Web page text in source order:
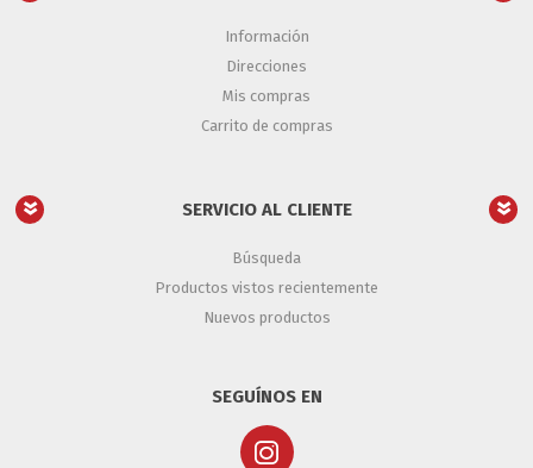
Información
Direcciones
Mis compras
Carrito de compras
SERVICIO AL CLIENTE
Búsqueda
Productos vistos recientemente
Nuevos productos
SEGUÍNOS EN